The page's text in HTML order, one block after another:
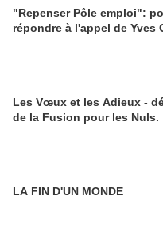
"Repenser Pôle emploi":
répondre à l'appel de Yves
Les Vœux et les Adieux -
de la Fusion pour les Nuls.
LA FIN D'UN MONDE